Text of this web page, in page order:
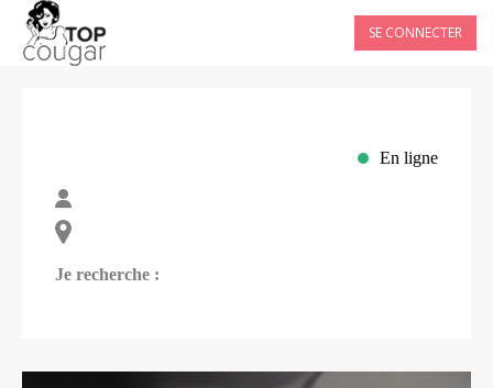
SE CONNECTER
En ligne
Je recherche :